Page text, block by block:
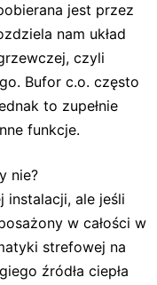
jest przez
nam układ
czyli
Bufor c.o. często
to zupełnie
funkcje.
nie?
instalacji, ale jeśli
w całości w
strefowej na
źródła ciepła